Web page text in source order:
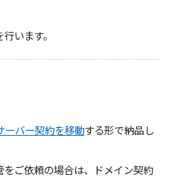
います。
ーバー契約を移動する形で納品し
ご依頼の場合は、ドメイン契約